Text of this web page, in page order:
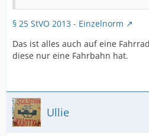
§ 25 StVO 2013 - Einzelnorm
Das ist alles auch auf eine
diese nur eine Fahrbahn hat.
Ullie